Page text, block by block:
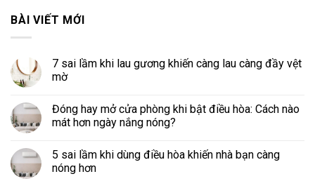
BÀI VIẾT MỚI
7 sai lầm khi lau gương khiến càng lau càng đầy vệt
mờ
Đóng hay mở cửa phòng khi bật điều hòa: Cách nào
mát hơn ngày nắng nóng?
5 sai lầm khi dùng điều hòa khiến nhà bạn càng
nóng hơn